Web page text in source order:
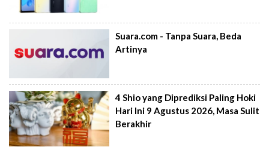
Suara.com - Tanpa Suara, Beda
Artinya
4 Shio yang Diprediksi Paling Hoki
Hari Ini 9 Agustus 2026, Masa Sulit
Berakhir